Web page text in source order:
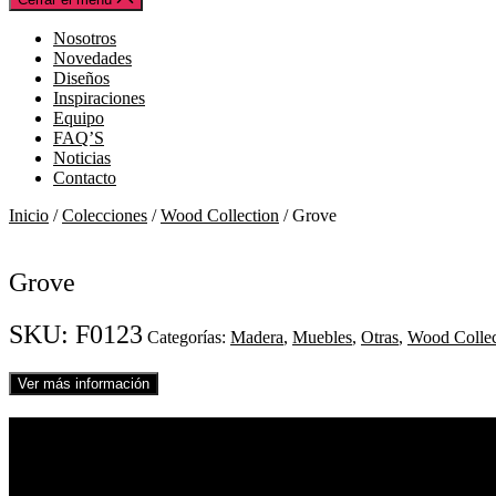
Nosotros
Novedades
Diseños
Inspiraciones
Equipo
FAQ’S
Noticias
Contacto
Inicio /Colecciones /Wood Collection / Grove
Grove
SKU: F0123 Categorías: Madera, Muebles, Otras, Wood
Ver más información